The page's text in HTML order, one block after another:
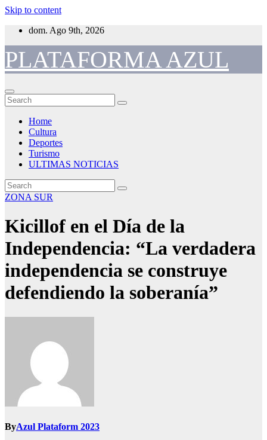
Skip to content
dom. Ago 9th, 2026
PLATAFORMA AZUL
Home
Cultura
Deportes
Turismo
ULTIMAS NOTICIAS
ZONA SUR
Kicillof en el Día de la
Independencia: “La verdadera
independencia se construye
defendiendo la soberanía”
ByAzul Plataform 2023